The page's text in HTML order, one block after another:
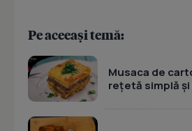
Pe aceeași temă:
Musaca de
rețetă simplă